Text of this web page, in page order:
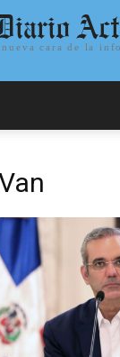
nueva cara de la